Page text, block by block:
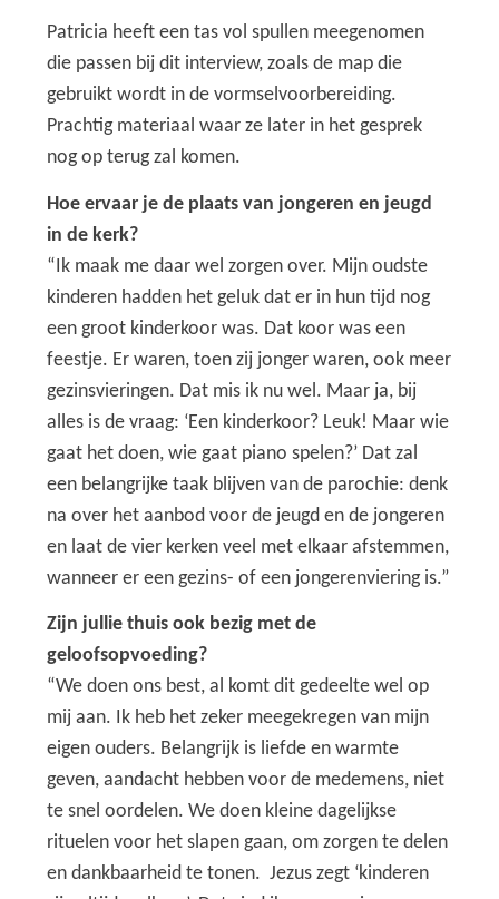
Patricia heeft een tas vol spullen meegenomen
die passen bij dit interview, zoals de map die
gebruikt wordt in de vormselvoorbereiding.
Prachtig materiaal waar ze later in het gesprek
nog op terug zal komen.
Hoe ervaar je de plaats van jongeren en jeugd
in de kerk?
“Ik maak me daar wel zorgen over. Mijn oudste
kinderen hadden het geluk dat er in hun tijd nog
een groot kinderkoor was. Dat koor was een
feestje. Er waren, toen zij jonger waren, ook meer
gezinsvieringen. Dat mis ik nu wel. Maar ja, bij
alles is de vraag: ‘Een kinderkoor? Leuk! Maar wie
gaat het doen, wie gaat piano spelen?’ Dat zal
een belangrijke taak blijven van de parochie: denk
na over het aanbod voor de jeugd en de jongeren
en laat de vier kerken veel met elkaar afstemmen,
wanneer er een gezins- of een jongerenviering is.”
Zijn jullie thuis ook bezig met de
geloofsopvoeding?
“We doen ons best, al komt dit gedeelte wel op
mij aan. Ik heb het zeker meegekregen van mijn
eigen ouders. Belangrijk is liefde en warmte
geven, aandacht hebben voor de medemens, niet
te snel oordelen. We doen kleine dagelijkse
rituelen voor het slapen gaan, om zorgen te delen
en dankbaarheid te tonen. Jezus zegt ‘kinderen